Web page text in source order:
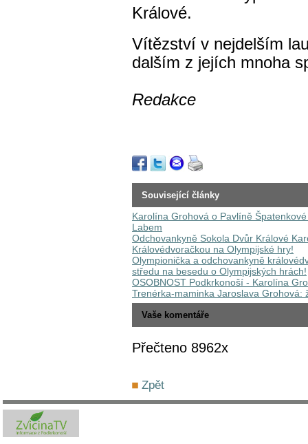
Králové.
Vítězství v nejdelším
dalším z jejích mnoha
Redakce
Související články
Karolína Grohová o Pavlíně
Labem
Odchovankyně Sokola Dvůr Králové
Královédvoračkou na Olympijské hry!
Olympionička a odchovankyně
středu na besedu o Olympijských hrách!
OSOBNOST Podkrkonoší - Karolína
Trenérka-maminka Jaroslava Grohová:
Vaše komentáře
Přečteno 8962x
Zpět